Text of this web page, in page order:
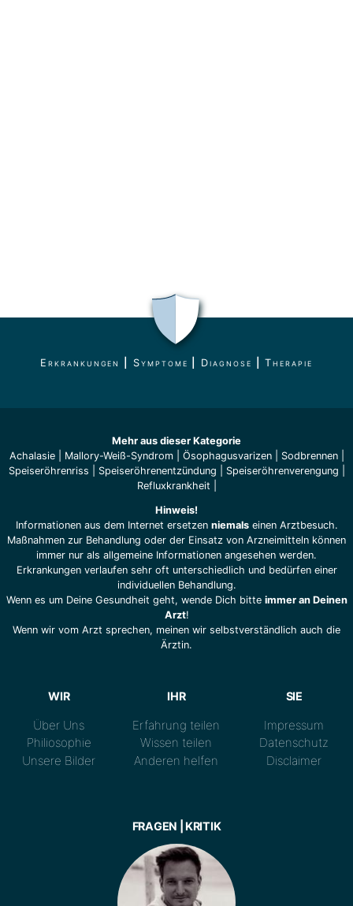
Erkrankungen Symptome Diagnose |Therapie
Mehr aus dieser Kategorie
Achalasie| Mallory-Weiß-Syndrom| Ösophagusvarizen| Sodbrennen|
Speiseröhrenriss
Speiseröhrenentzündung Speiseröhrenverengung
Refluxkrankheit
Hinweis!
Informationen aus dem Internet ersetzen niemalseinen Arztbesuch.
Maßnahmen zur Behandlung oder der Einsatz von Arzneimitteln können
immer nur als allgemeine Informationen angesehen werden.
Erkrankungen verlaufen sehr oft unterschiedlich und bedürfen einer
individuellen Behandlung.
Wenn es um Deine Gesundheit geht, wende Dich bitte immer an Deinen
Arzt!
Wenn wir vom Arzt sprechen, meinen wir selbstverständlich auch die
Ärztin.
WIR
Über Uns
Philiosophie
Unsere Bilder
IHR
Erfahrung teilen
Wissen teilen
Anderen helfen
SIE
Impressum
Datenschutz
Disclaimer
FRAGEN | KRITIK